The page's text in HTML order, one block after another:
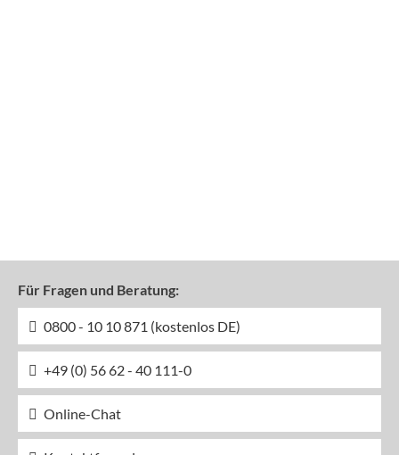
Für Fragen und Beratung:
0800 - 10 10 871 (kostenlos DE)
+49 (0) 56 62 - 40 111-0
Online-Chat